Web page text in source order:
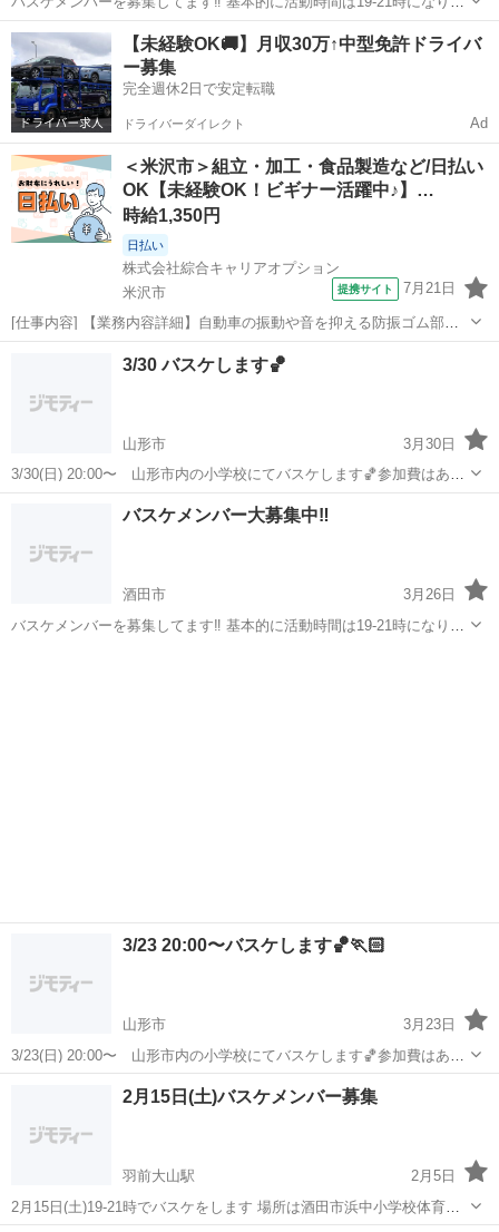
す 場所は主に酒田市内になります 何ヶ所かで活動していて経験者だけ
のチームだったり 未経験、女性もいるチームもありますのでどなたで
も気軽に参加できますの...
山形 酒田市 バスケットボール チーム
【未経験OK🚚】月収30万↑中型免許ドライバ
ー募集
完全週休2日で安定転職
ドライバーダイレクト Ad
＜米沢市＞組立・加工・食品製造など/日払い
OK【未経験OK！ビギナー活躍中♪】…
時給1,350円
日払い
株式会社綜合キャリアオプション
米沢市
提携サイト 7月21日
[仕事内容] 【業務内容詳細】自動車の振動や音を抑える防振ゴム部品
を製造するお仕事です。 専用のハンドスプレーガンを使って、 ゴム部
品に接着剤を吹き付ける作業を担当していただきます。 部品を作業台
3/30 バスケします🏀
山形市
3月30日
3/30(日) 20:00〜 山形市内の小学校にてバスケします🏀参加費はあり
ません😌参加希望の方には場所をお伝えします！どなたでもご参加い
ただけますのでぜひお待ちしております👌
バスケットボール バスケ
バスケメンバー大募集中‼︎
酒田市
3月26日
バスケメンバーを募集してます‼︎ 基本的に活動時間は19-21時になりま
3/23 20:00〜バスケします🏀🏃🏻
山形市
3月23日
3/23(日) 20:00〜 山形市内の小学校にてバスケします🏀参加費はあり
ません😌参加希望の方には場所をお伝えします！どなたでもご参加い
ただけますのでぜひお待ちしております👌
バスケットボール
2月15日(土)バスケメンバー募集
羽前大山駅
2月5日
2月15日(土)19-21時でバスケをします 場所は酒田市浜中小学校体育館